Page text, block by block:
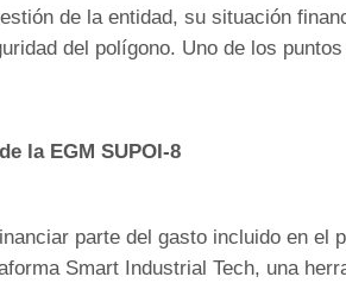
de la entidad, su situación
del polígono. Uno de los
la EGM SUPOI-8
parte del gasto incluido en el
Smart Industrial Tech, una